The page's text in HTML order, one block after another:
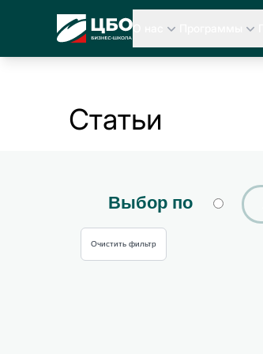
CBO
Статьи
Выбор по
Очистить фильтр